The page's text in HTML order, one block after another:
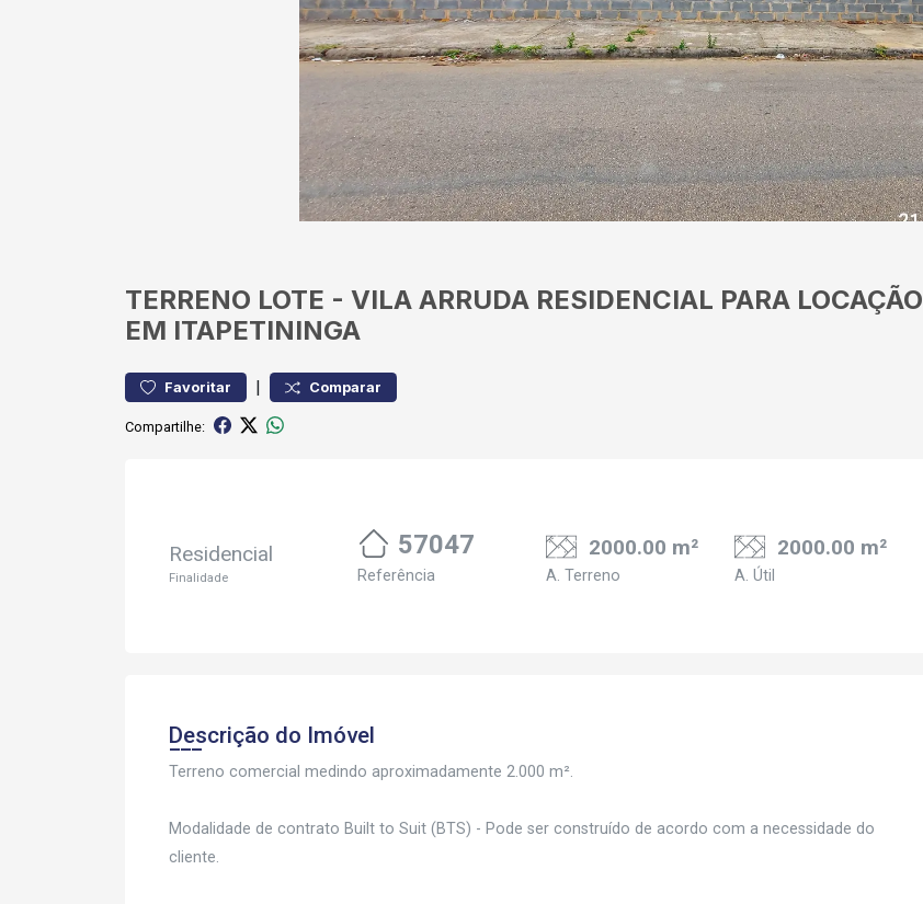
TERRENO LOTE - VILA ARRUDA RESIDENCIAL PARA LOCAÇÃO
EM ITAPETININGA
Favoritar | Comparar
Compartilhe:
Residencial
Finalidade
57047
Referência
2000.00 m²
A. Terreno
2000.00 m²
A. Útil
Descrição do Imóvel
Terreno comercial medindo aproximadamente 2.000 m².
Modalidade de contrato Built to Suit (BTS) - Pode ser construído de acordo com a necessidade do
cliente.